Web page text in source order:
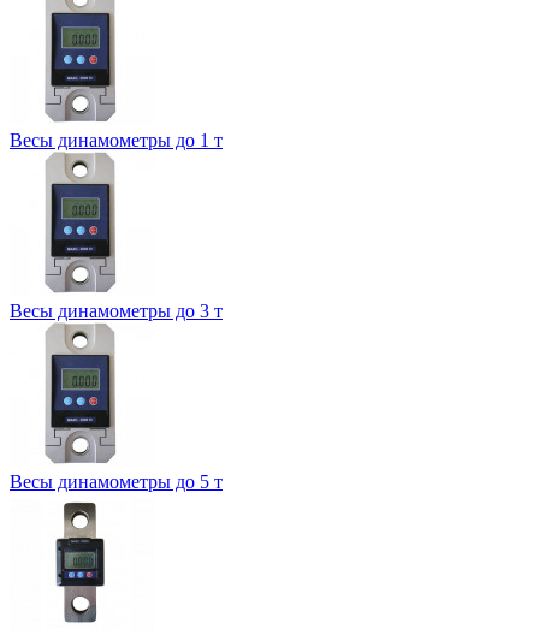
Весы динамометры до 1 т
Весы динамометры до 3 т
Весы динамометры до 5 т